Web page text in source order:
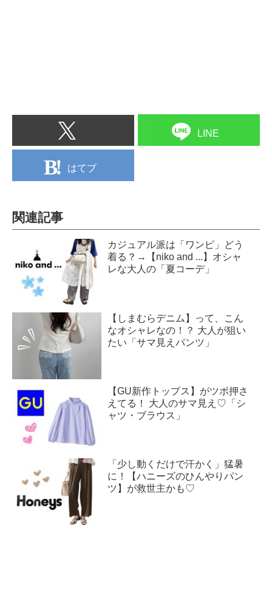
LINE
はてブ
関連記事
カジュアル派は「ワンピ」どう
着る？→【niko and ...】オシャ
レな大人の「夏コーデ」
【しまむらデニム】って、こん
なオシャレなの！？ 大人が狙い
たい「サマ見えパンツ」
【GU新作トップス】がツボ押さ
えてる！ 大人のサマ見え♡「シ
ャツ・ブラウス」
「少し動くだけで汗かく」猛暑
に！【ハニーズのひんやりパン
ツ】が救世主かも♡